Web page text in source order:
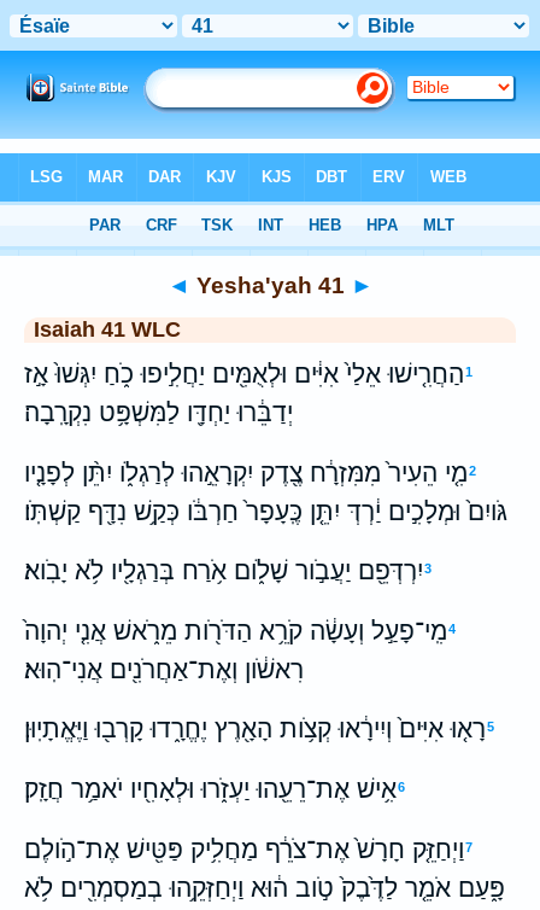
> Yesha'yah 41
◄ Yesha'yah 41 ►
Isaiah 41 WLC
1הַחֲרִ֤ישׁוּ אֵלַי֙ אִיִּ֔ים וּלְאֻמִּ֖ים יַחֲלִ֣יפוּ כֹ֑חַ יִגְּשׁוּ֙ אָ֣ז
יְדַבֵּ֔רוּ יַחְדָּ֖ו לַמִּשְׁפָּ֥ט נִקְרָֽבָה׃
2מִ֤י הֵעִיר֙ מִמִּזְרָ֔ח צֶ֖דֶק יִקְרָאֵ֣הוּ לְרַגְלֹ֑ו יִתֵּ֨ן לְפָנָ֤יו
גֹּויִם֙ וּמְלָכִ֣ים יַ֔רְדְּ יִתֵּ֤ן כֶּֽעָפָר֙ חַרְבֹּ֔ו כְּקַ֥שׁ נִדָּ֖ף קַשְׁתֹּֽו׃
3יִרְדְּפֵ֖ם יַעֲבֹ֣ור שָׁלֹ֑ום אֹ֥רַח בְּרַגְלָ֖יו לֹ֥א יָבֹֽוא׃
4מִֽי־פָעַ֣ל וְעָשָׂ֔ה קֹרֵ֥א הַדֹּרֹ֖ות מֵרֹ֑אשׁ אֲנִ֤י יְהוָה֙
רִאשֹׁ֔ון וְאֶת־אַחֲרֹנִ֖ים אֲנִי־הֽוּא׃
5רָא֤וּ אִיִּים֙ וְיִירָ֔אוּ קְצֹ֥ות הָאָ֖רֶץ יֶחֱרָ֑דוּ קָרְב֖וּ וַיֶּאֱתָיֽוּן׃
6אִ֥ישׁ אֶת־רֵעֵ֖הוּ יַעְזֹ֑רוּ וּלְאָחִ֖יו יֹאמַ֥ר חֲזָֽק׃
7וַיְחַזֵּ֤ק חָרָשׁ֙ אֶת־צֹרֵ֔ף מַחֲלִ֥יק פַּטִּ֖ישׁ אֶת־הֹ֣ולֶם
פָּ֑עַם אֹמֵ֤ר לַדֶּ֙בֶק֙ טֹ֣וב ה֔וּא וַיְחַזְּקֵ֥הוּ בְמַסְמְרִ֖ים לֹ֥א